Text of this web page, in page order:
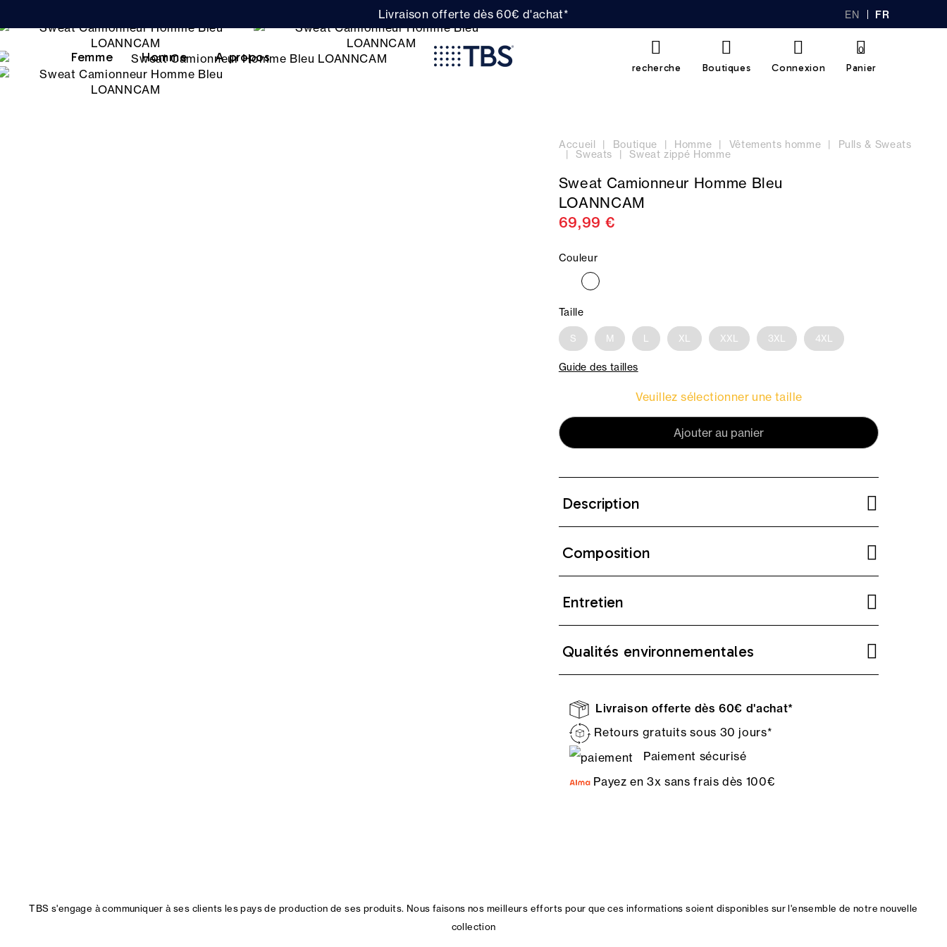
Livraison offerte dès 60€ d'achat* EN FR
Femme Homme A propos
recherche Boutiques Connexion Panier
0
Accueil Boutique Homme Vêtements homme Pulls & Sweats
Sweats Sweat zippé Homme
Sweat Camionneur Homme Bleu
LOANNCAM
69,99 €
Couleur
Taille
S M L XL XXL 3XL 4XL
Guide des tailles
Veuillez sélectionner une taille
Ajouter au panier
Description
Composition
Entretien
Qualités environnementales
Livraison offerte dès 60€ d'achat*
Retours gratuits sous 30 jours*
Paiement sécurisé
Payez en 3x sans frais dès 100€
TBS s'engage à communiquer à ses clients les pays de production de ses produits. Nous faisons nos meilleurs efforts pour que ces informations soient disponibles sur l'ensemble de notre nouvelle
collection